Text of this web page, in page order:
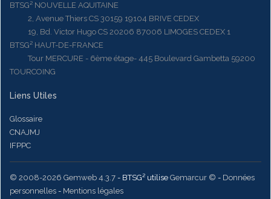
BTSG² NOUVELLE AQUITAINE
2, Avenue Thiers CS 30159 19104 BRIVE CEDEX
19, Bd. Victor Hugo CS 20206 87006 LIMOGES CEDEX 1
BTSG² HAUT-DE-FRANCE
Tour MERCURE - 6ème étage- 445 Boulevard Gambetta 59200
TOURCOING
Liens Utiles
Glossaire
CNAJMJ
IFPPC
© 2008-2026 Gemweb 4.3.7 - BTSG² utilise Gemarcur © - Données
personnelles - Mentions légales